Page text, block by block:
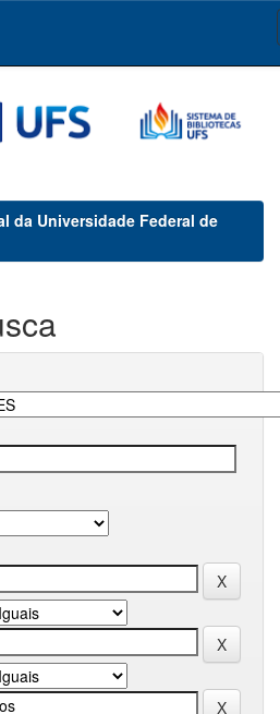
da Universidade Federal de